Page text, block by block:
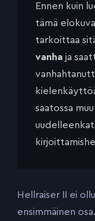
Ennen kuin
tämä
tarkoittaa
vanha ja
saatossa
Hellraiser II ei
ensimmäinen